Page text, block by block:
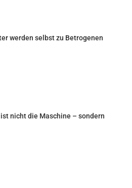
werden selbst zu Betrogenen
nicht die Maschine – sondern